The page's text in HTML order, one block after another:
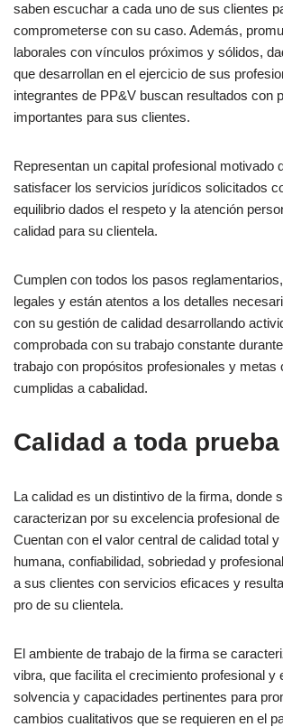
saben escuchar a cada uno de sus clientes
comprometerse con su caso. Además,
laborales con vínculos próximos y sólidos,
que desarrollan en el ejercicio de sus
integrantes de PP&V buscan resultados con
importantes para sus clientes.
Representan un capital profesional motivado
satisfacer los servicios jurídicos solicitados
equilibrio dados el respeto y la atención
calidad para su clientela.
Cumplen con todos los pasos
legales y están atentos a los detalles
con su gestión de calidad desarrollando
comprobada con su trabajo constante
trabajo con propósitos profesionales y metas
cumplidas a cabalidad.
Calidad a toda prueba
La calidad es un distintivo de la firma, donde
caracterizan por su excelencia profesional de
Cuentan con el valor central de calidad total
humana, confiabilidad, sobriedad y
a sus clientes con servicios eficaces y
pro de su clientela.
El ambiente de trabajo de la firma se
vibra, que facilita el crecimiento profesional y
solvencia y capacidades pertinentes para
cambios cualitativos que se requieren en el